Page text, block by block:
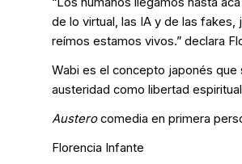
de lo virtual, las IA y de las
reímos estamos vivos.” declara
Wabi es el concepto japonés que
austeridad como libertad
Austerocomedia en primera
Florencia Infante